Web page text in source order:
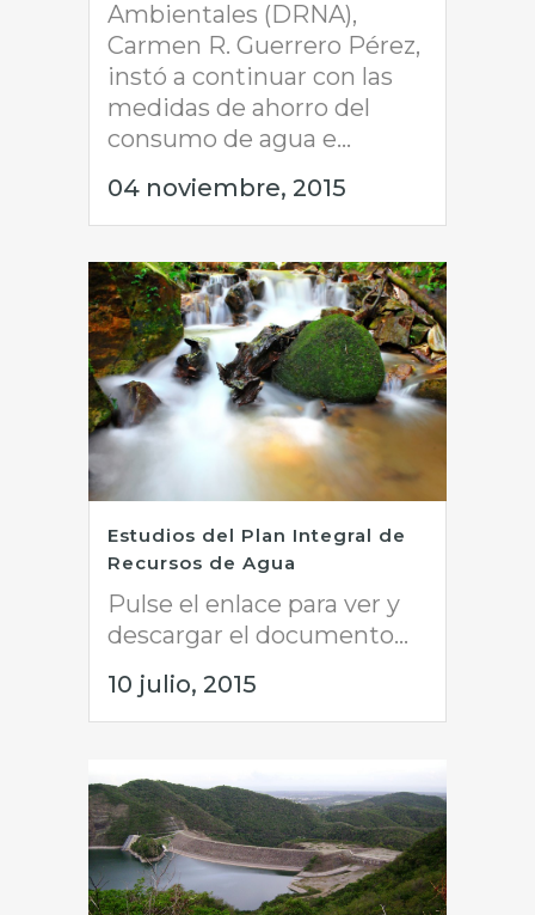
Ambientales (DRNA),
Carmen R. Guerrero Pérez,
instó a continuar con las
medidas de ahorro del
consumo de agua e...
04 noviembre, 2015
Estudios del Plan Integral de
Recursos de Agua
Pulse el enlace para ver y
descargar el documento...
10 julio, 2015